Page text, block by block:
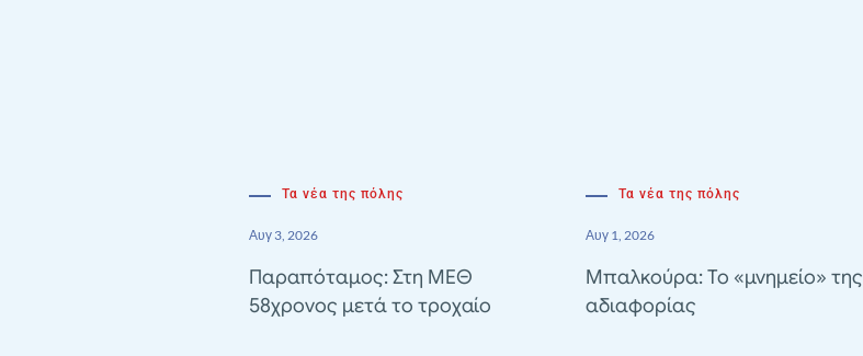
Τα νέα της πόλης
Αυγ 3, 2026
Παραπόταμος: Στη ΜΕΘ
58χρονος μετά το τροχαίο
Τα νέα της πόλης
Αυγ 1, 2026
Μπαλκούρα: Το «μνημείο» της
αδιαφορίας